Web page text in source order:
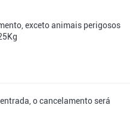
exceto animais perigosos
o cancelamento será